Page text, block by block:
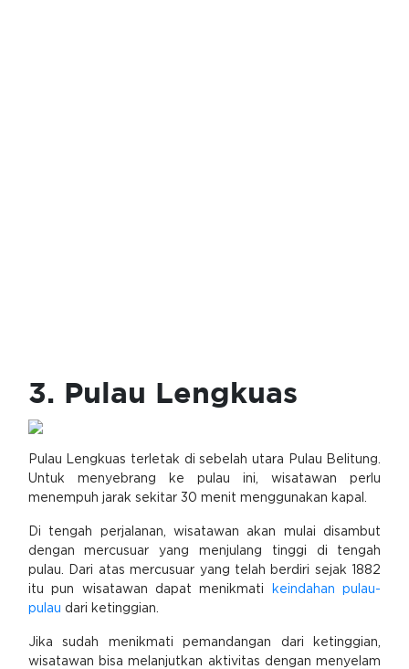
3. Pulau Lengkuas
Pulau Lengkuas terletak di sebelah utara Pulau Belitung.
Untuk menyebrang ke pulau ini, wisatawan perlu
menempuh jarak sekitar 30 menit menggunakan kapal.
Di tengah perjalanan, wisatawan akan mulai disambut
dengan mercusuar yang menjulang tinggi di tengah
pulau. Dari atas mercusuar yang telah berdiri sejak 1882
itu pun wisatawan dapat menikmati
keindahan pulau-
pulau dari ketinggian.
Jika sudah menikmati pemandangan dari ketinggian,
wisatawan bisa melanjutkan aktivitas dengan menyelam